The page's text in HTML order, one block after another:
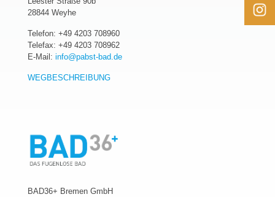
28844 Weyhe
Telefon: +49 4203 708960
Telefax: +49 4203 708962
E-Mail: info@pabst-bad.de
WEGBESCHREIBUNG
BAD36+ Bremen GmbH